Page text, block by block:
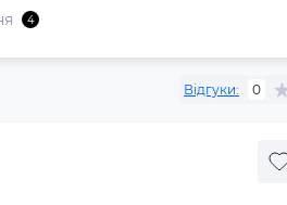
4
Відгуки: 0